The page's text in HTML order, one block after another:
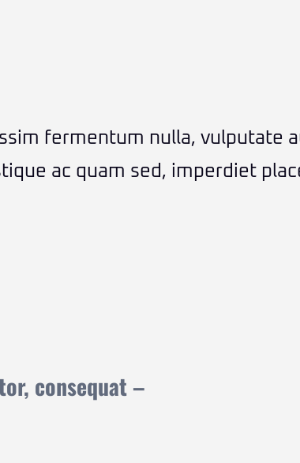
fermentum nulla, vulputate
ac quam sed, imperdiet
consequat –